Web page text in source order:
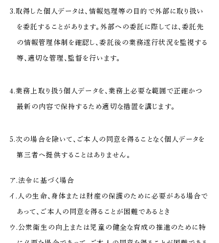
3.取得した個人データは、情報処理等の目的で外部に取り扱い
を委託することがあります。外部への委託に際しては、委託先
の情報管理体制を確認し、委託後の業務遂行状況を監視する
等、適切な管理、監督を行います。
4.業務上取り扱う個人データを、業務上必要な範囲で正確かつ
最新の内容で保持するため適切な措置を講じます。
5.次の場合を除いて、ご本人の同意を得ることなく個人データを
第三者へ提供することはありません。
ア.法令に基づく場合
イ.人の生命、身体または財産の保護のために必要がある場合で
あって、ご本人の同意を得ることが困難であるとき
ウ.公衆衛生の向上または児童の健全な育成の推進のために特